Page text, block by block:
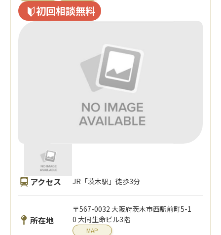
初回相談無料
アクセス JR「茨木駅」徒歩3分
所在地
〒567-0032 大阪府茨木市西駅前町5-1
0 大同生命ビル3階
MAP